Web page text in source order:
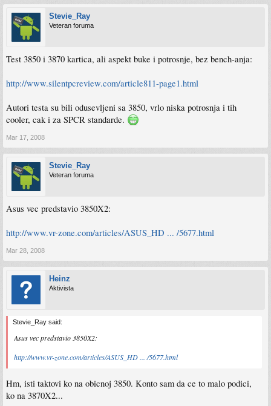
Stevie_Ray
Veteran foruma
Test 3850 i 3870 kartica, ali aspekt buke i potrosnje, bez bench-anja:
http://www.silentpcreview.com/article811-page1.html
Autori testa su bili odusevljeni sa 3850, vrlo niska potrosnja i tih
cooler, cak i za SPCR standarde.
Mar 17, 2008
Stevie_Ray
Veteran foruma
Asus vec predstavio 3850X2:
http://www.vr-zone.com/articles/ASUS_HD ... /5677.html
Mar 28, 2008
Heinz
Aktivista
Stevie_Ray said:
Asus vec predstavio 3850X2:
http://www.vr-zone.com/articles/ASUS_HD ... /5677.html
Hm, isti taktovi ko na obicnoj 3850. Konto sam da ce to malo podici,
ko na 3870X2...